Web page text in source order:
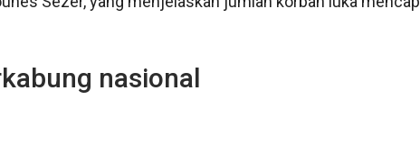
nasional